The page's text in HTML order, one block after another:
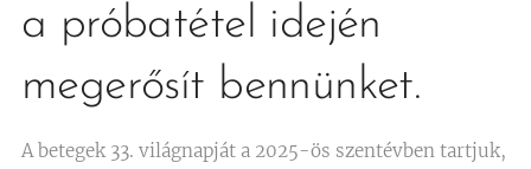
a próbatétel idején
megerősít bennünket.
A betegek 33. világnapját a 2025-ös szentévben tartjuk,